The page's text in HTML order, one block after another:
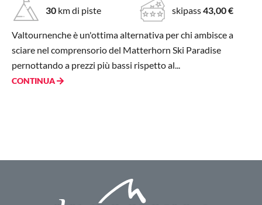
30 km di piste skipass43,00 €
Valtournenche è un'ottima alternativa per chi ambisce a
sciare nel comprensorio del Matterhorn Ski Paradise
pernottando a prezzi più bassi rispetto al...
CONTINUA